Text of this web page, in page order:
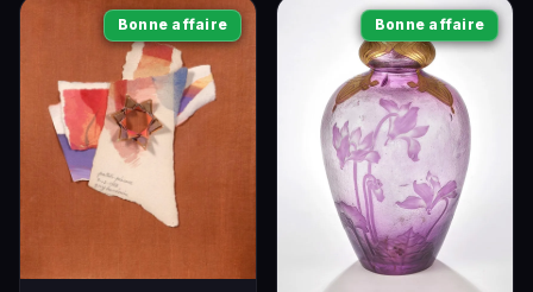
Bonne affaire Bonne affaire